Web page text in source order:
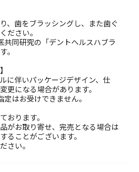
、歯をブラッシングし、また歯ぐ
ださい。
共同研究の「デントヘルスハブラ
。
に伴いパッケージデザイン、仕
更になる場合があります。
はお受けできません。
おります。
がお取り寄せ、完売となる場合は
ることがございます。
さい。